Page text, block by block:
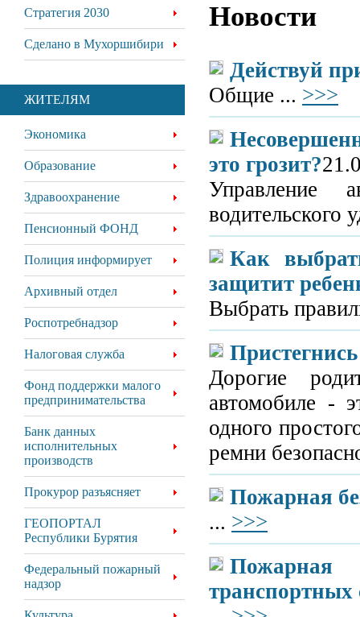
Стратегия 2030
Сделано в Мухоршибири
ЖИТЕЛЯМ
Экономика
Образование
Здравоохранение
Пенсионный ФОНД
Полиция информирует
Архивный отдел
Роспотребнадзор
Налоговая служба
Фонд поддержки малого
предпринимательства
Банк данных
исполнительных
производств
Прокурор разъясняет
ГЕОПОРТАЛ
Республики Бурятия
Федеральный пожарный
надзор
Новости
Действуй
Общие ... >>>
это грозит?
Управление
водительского
Как
защитит
Выбрать
Дорогие
автомобиле -
одного
ремни
Пожарная
... >>>
Пожарная
транспортных